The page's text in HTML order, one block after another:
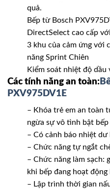
quả.
Bếp từ Bosch
DirectSelect cao cấp
3 khu của cảm ứng với
năng Sprint Chiên
Kiểm soát nhiệt độ dầu
Các tính năng an toàn:
PXV975DV1E
– Khóa trẻ em an toàn
ngừa sự vô tình bật
– Có cảnh báo nhiệt dư
– Chức năng tự ngắt
– Chức năng làm sạch:
khi bếp đang hoạt
– Lập trình thời gian